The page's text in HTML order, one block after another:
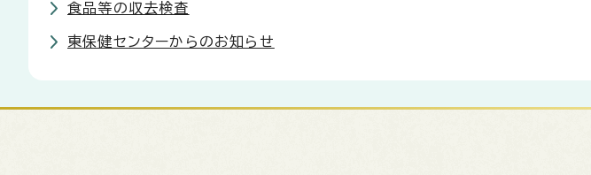
食品等の収去検査
東保健センターからのお知らせ